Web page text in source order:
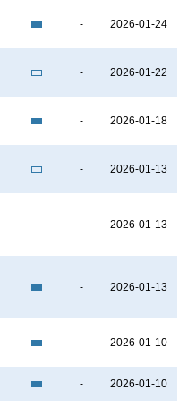
- 2026-01-24
- 2026-01-22
- 2026-01-18
- 2026-01-13
- - 2026-01-13
- 2026-01-13
- 2026-01-10
- 2026-01-10